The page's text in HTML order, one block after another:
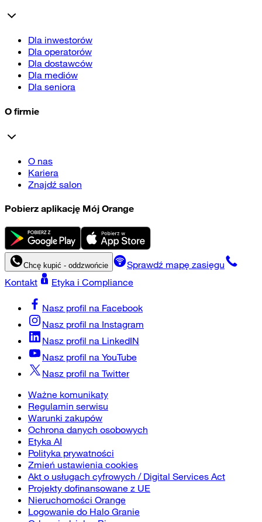
Dla inwestorów
Dla operatorów
Dla dostawców
Dla mediów
Dla seniora
O firmie
O nas
Kariera
Znajdź salon
Pobierz aplikację Mój Orange
Chcę kupić - oddzwońcie
Sprawdź mapę zasięgu
Kontakt
Etyka i Compliance
Nasz profil na Facebook
Nasz profil na Instagram
Nasz profil na LinkedIN
Nasz profil na YouTube
Nasz profil na Twitter
Ważne komunikaty
Regulamin serwisu
Warunki zakupów
Ochrona danych osobowych
Etyka AI
Polityka prywatności
Zmień ustawienia cookies
Akt o usługach cyfrowych / Digital Services Act
Projekty dofinansowane z UE
Nieruchomości Orange
Logowanie do Halo Granie